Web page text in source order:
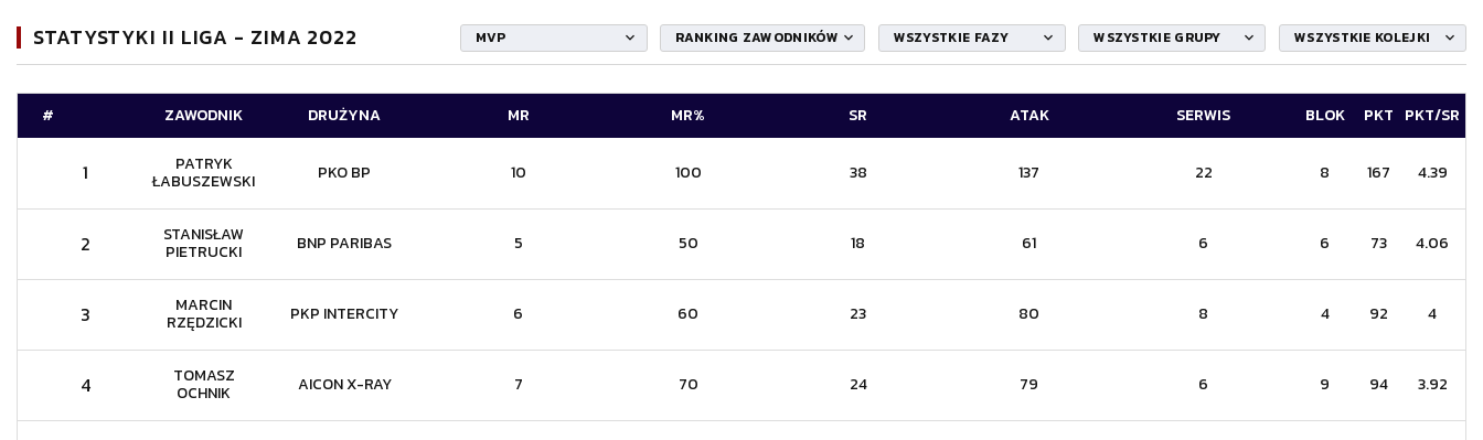
STATYSTYKI II LIGA - ZIMA 2022 MVP RANKING ZAWODNIKÓW WSZYSTKIE FAZY WSZYSTKIE GRUPY WSZYSTKIE KOLEJKI
# ZAWODNIK DRUŻYNA MR MR% SR ATAK SERWIS BLOK PKT PKT/SR
1 PATRYK
ŁABUSZEWSKI PKO BP 10 100 38 137 22 8 167 4.39
2 STANISŁAW
PIETRUCKI BNP PARIBAS 5 50 18 61 6 6 73 4.06
3 MARCIN
RZĘDZICKI PKP INTERCITY 6 60 23 80 8 4 92 4
4 TOMASZ
OCHNIK AICON X-RAY 7 70 24 79 6 9 94 3.92